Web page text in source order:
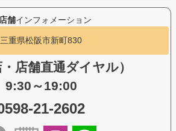
舗インフォメーション
三重県松阪市新町830
・店舗直通ダイヤル）
9:30～19:00
21-2602